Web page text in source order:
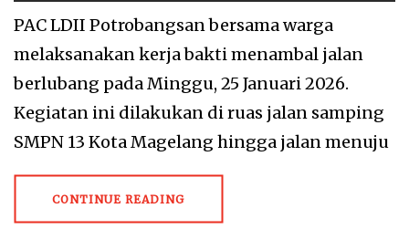
PAC LDII Potrobangsan bersama warga
melaksanakan kerja bakti menambal jalan
berlubang pada Minggu, 25 Januari 2026.
Kegiatan ini dilakukan di ruas jalan samping
SMPN 13 Kota Magelang hingga jalan menuju
CONTINUE READING